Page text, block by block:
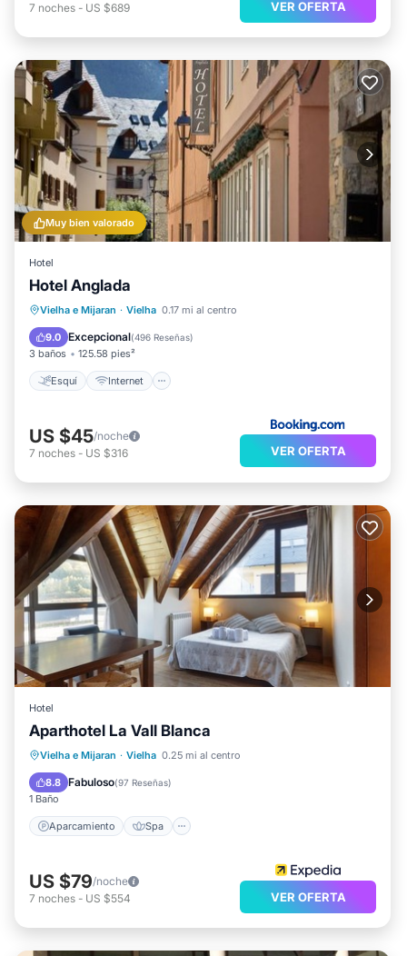
7 noches - US $689 VER OFERTA
Muy bien valorado
Hotel
Hotel Anglada
Vielha e Mijaran · Vielha 0.17 mi al centro
9.0 Excepcional(496 Reseñas)
3 baños 125.58 pies²
Esquí Internet
Esquí Internet
Apto para niños
TV
US $45/noche
7 noches - US $316 VER OFERTA
Hotel
Aparthotel La Vall Blanca
Vielha e Mijaran · Vielha 0.25 mi al centro
8.8 Fabuloso(97 Reseñas)
1 Baño
Aparcamiento Spa
Aparcamiento Spa
Balcón/Terraza
US $79/noche
7 noches - US $554 VER OFERTA